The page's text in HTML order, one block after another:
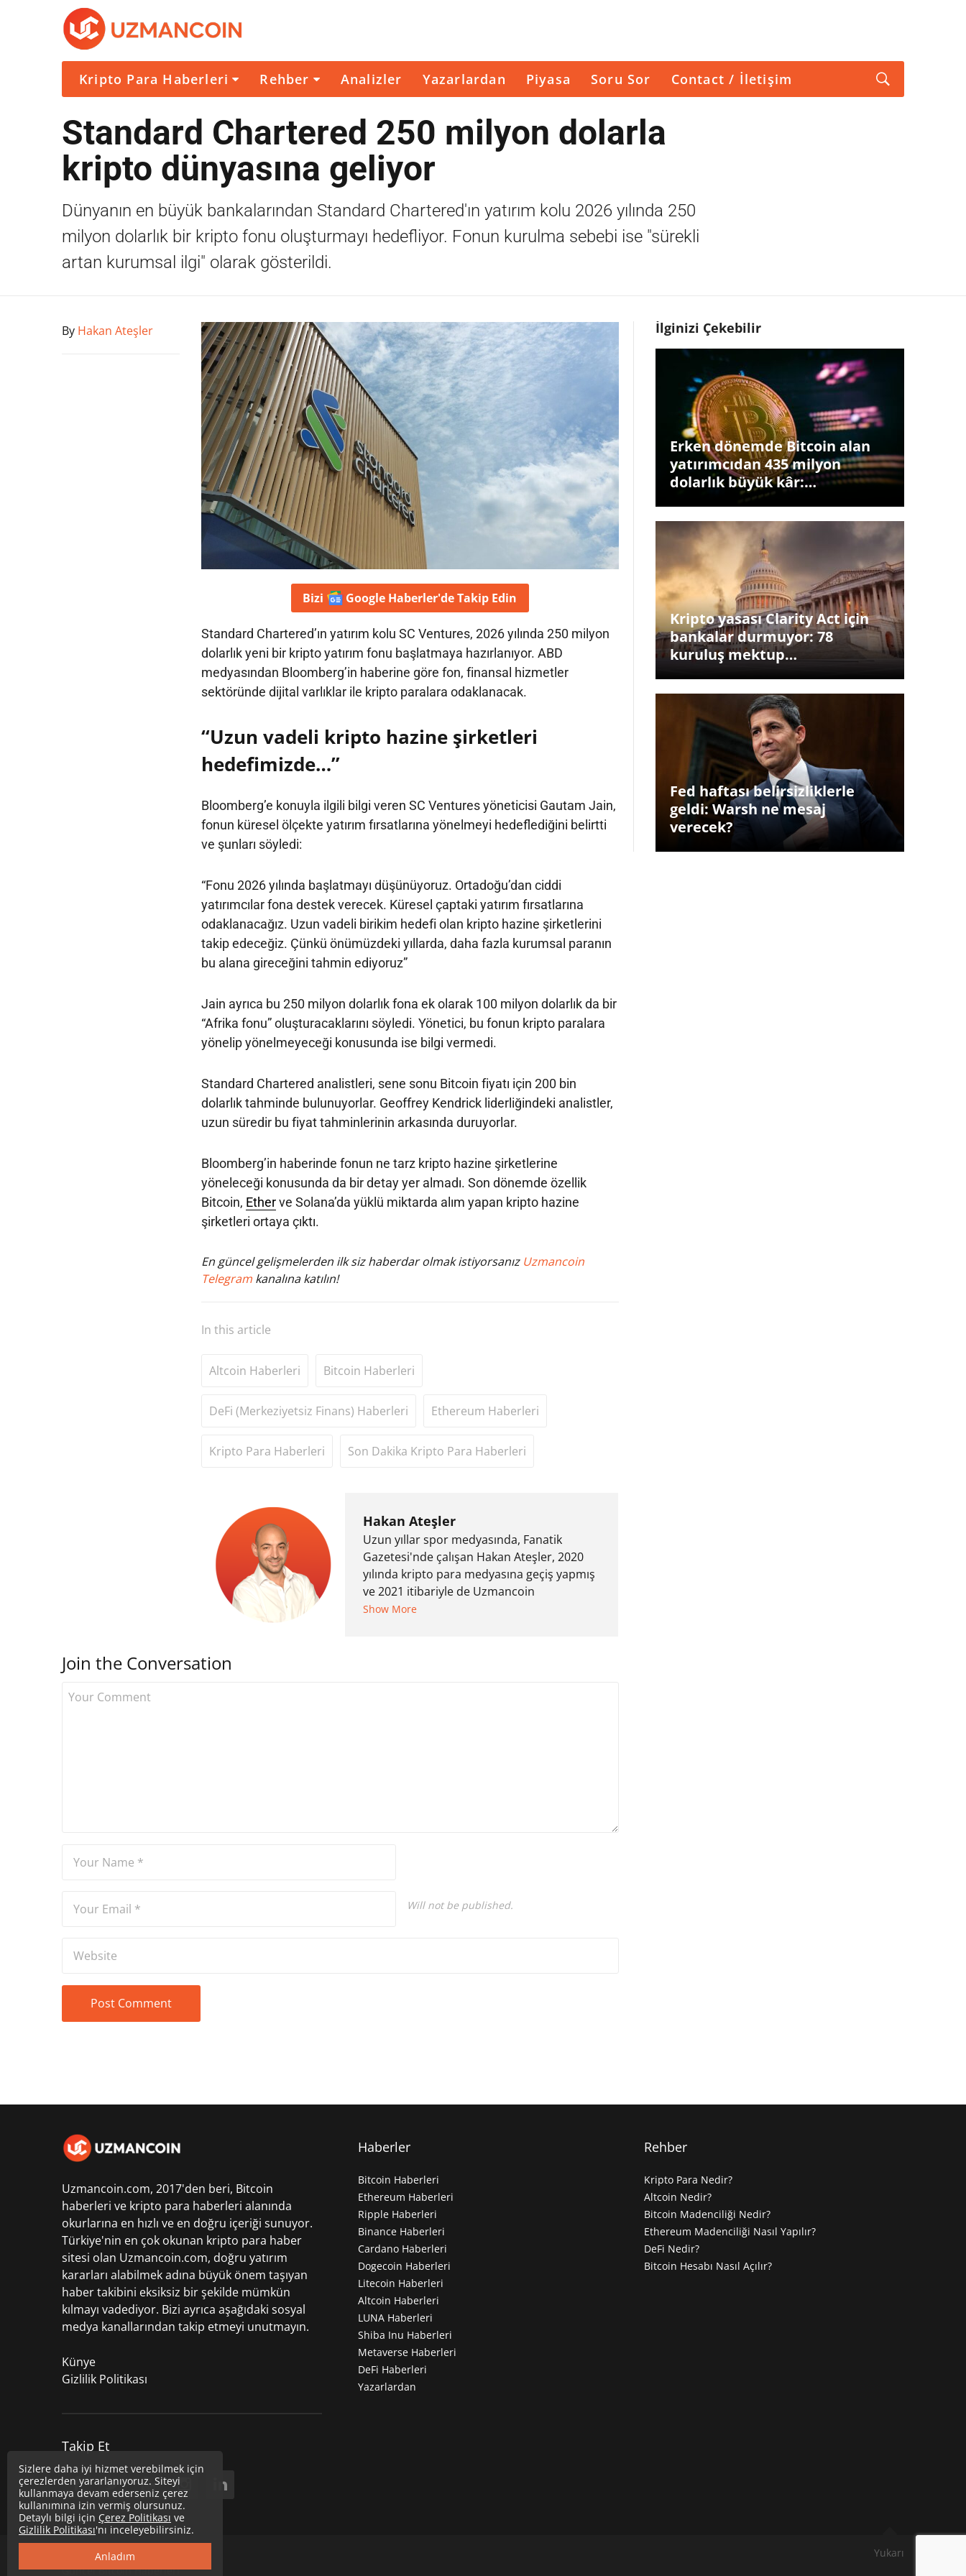
Kripto Para Haberleri Rehber Analizler Yazarlardan Piyasa Soru Sor Contact / İletişim
Standard Chartered 250 milyon dolarla
kripto dünyasına geliyor
Dünyanın en büyük bankalarından Standard Chartered'ın yatırım kolu 2026 yılında 250
milyon dolarlık bir kripto fonu oluşturmayı hedefliyor. Fonun kurulma sebebi ise "sürekli
artan kurumsal ilgi" olarak gösterildi.
By Hakan Ateşler
Bizi Google Haberler'deTakip Edin
Standard Chartered’ın yatırım kolu SC Ventures, 2026 yılında 250 milyon
dolarlık yeni bir kripto yatırım fonu başlatmaya hazırlanıyor. ABD
medyasından Bloomberg’in haberine göre fon, finansal hizmetler
sektöründe dijital varlıklar ile kripto paralara odaklanacak.
“Uzun vadeli kripto hazine şirketleri
hedefimizde…”
Bloomberg’e konuyla ilgili bilgi veren SC Ventures yöneticisi Gautam Jain,
fonun küresel ölçekte yatırım fırsatlarına yönelmeyi hedeflediğini belirtti
ve şunları söyledi:
“Fonu 2026 yılında başlatmayı düşünüyoruz. Ortadoğu’dan ciddi
yatırımcılar fona destek verecek. Küresel çaptaki yatırım fırsatlarına
odaklanacağız. Uzun vadeli birikim hedefi olan kripto hazine şirketlerini
takip edeceğiz. Çünkü önümüzdeki yıllarda, daha fazla kurumsal paranın
bu alana gireceğini tahmin ediyoruz”
Jain ayrıca bu 250 milyon dolarlık fona ek olarak 100 milyon dolarlık da bir
“Afrika fonu” oluşturacaklarını söyledi. Yönetici, bu fonun kripto paralara
yönelip yönelmeyeceği konusunda ise bilgi vermedi.
Standard Chartered analistleri, sene sonu Bitcoin fiyatı için 200 bin
dolarlık tahminde bulunuyorlar. Geoffrey Kendrick liderliğindeki analistler,
uzun süredir bu fiyat tahminlerinin arkasında duruyorlar.
Bloomberg’in haberinde fonun ne tarz kripto hazine şirketlerine
yöneleceği konusunda da bir detay yer almadı. Son dönemde özellik
Bitcoin, Etherve Solana’da yüklü miktarda alım yapan kripto hazine
şirketleri ortaya çıktı.
En güncel gelişmelerden ilk siz haberdar olmak istiyorsanız Uzmancoin
Telegram kanalına katılın!
In this article
Altcoin Haberleri Bitcoin Haberleri
DeFi (Merkeziyetsiz Finans) Haberleri Ethereum Haberleri
Kripto Para Haberleri Son Dakika Kripto Para Haberleri
Hakan Ateşler
Uzun yıllar spor medyasında, Fanatik
Gazetesi'nde çalışan Hakan Ateşler, 2020
yılında kripto para medyasına geçiş yapmış
ve 2021 itibariyle de Uzmancoin
bünyesinde çalışmaya başlamıştır. Notre
Show More
Join the Conversation
Will not be published.
İlginizi Çekebilir
Erken dönemde Bitcoin alan
yatırımcıdan 435 milyon
dolarlık büyük kâr:…
Kripto yasası Clarity Act için
bankalar durmuyor: 78
kuruluş mektup…
Fed haftası belirsizliklerle
geldi: Warsh ne mesaj
verecek?
Uzmancoin.com, 2017'den beri, Bitcoin
haberleri ve kripto para haberleri alanında
okurlarına en hızlı ve en doğru içeriği sunuyor.
Türkiye'nin en çok okunan kripto para haber
sitesi olan Uzmancoin.com, doğru yatırım
kararları alabilmek adına büyük önem taşıyan
haber takibini eksiksiz bir şekilde mümkün
kılmayı vadediyor. Bizi ayrıca aşağıdaki sosyal
medya kanallarından takip etmeyi unutmayın.
Künye
Gizlilik Politikası
Takip Et
Haberler
Bitcoin Haberleri
Ethereum Haberleri
Ripple Haberleri
Binance Haberleri
Cardano Haberleri
Dogecoin Haberleri
Litecoin Haberleri
Altcoin Haberleri
LUNA Haberleri
Shiba Inu Haberleri
Metaverse Haberleri
DeFi Haberleri
Yazarlardan
Rehber
Kripto Para Nedir?
Altcoin Nedir?
Bitcoin Madenciliği Nedir?
Ethereum Madenciliği Nasıl Yapılır?
DeFi Nedir?
Bitcoin Hesabı Nasıl Açılır?
Yukarı
Copyright © 2020
Güncel Bitcoin Haberleri
Sizlere daha iyi hizmet verebilmek için
çerezlerden yararlanıyoruz. Siteyi
kullanmaya devam ederseniz çerez
kullanımına izin vermiş olursunuz.
Detaylı bilgi için Çerez Politikası ve
Gizlilik Politikası'nı inceleyebilirsiniz.
Anladım